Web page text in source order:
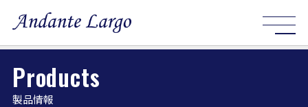
Products
製品情報